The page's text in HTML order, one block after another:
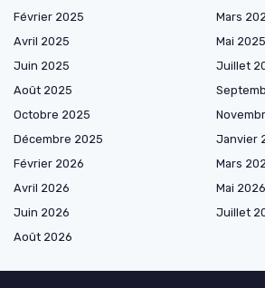
Février 2025
Mars
Avril 2025
Mai 2025
Juin 2025
Juillet
Août 2025
Octobre 2025
Décembre 2025
Janvier
Février 2026
Mars
Avril 2026
Mai 2026
Juin 2026
Juillet
Août 2026